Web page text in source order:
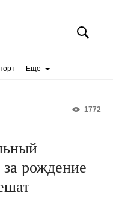
Еще
1772
рождение